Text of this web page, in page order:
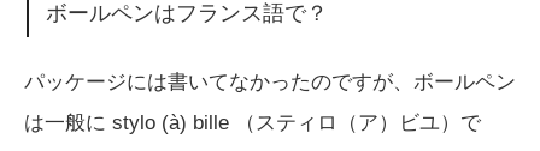
ボールペンはフランス語で？
パッケージには書いてなかったのですが、ボールペン
は一般に stylo (à) bille （スティロ（ア）ビユ）で